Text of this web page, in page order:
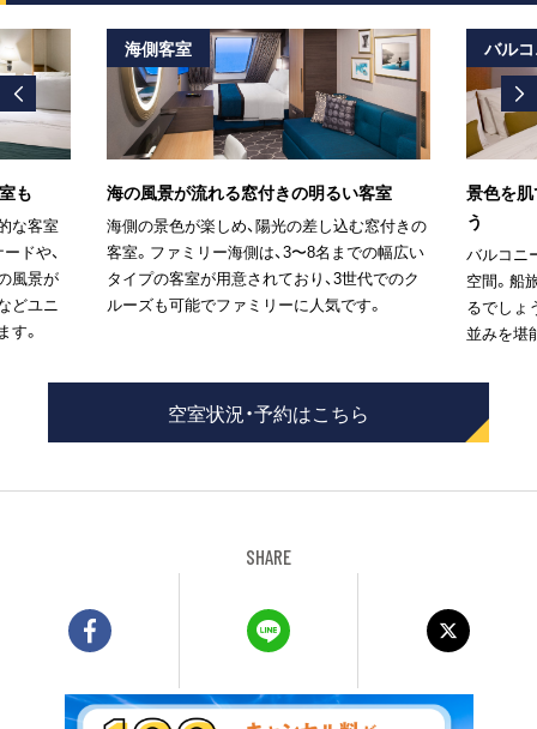
も
な客室
ドや、
風景が
どユニ
。
海側客室
海の風景が流れる窓付きの明るい客室
海側の景色が楽しめ、陽光の差し込む窓付きの
客室。ファミリー海側は、3〜8名までの幅広い
タイプの客室が用意されており、3世代でのク
ルーズも可能でファミリーに人気です。
バル
景色を
う
バルコニ
空間。船
るでしょ
並みを堪
空室状況・予約はこちら
SHARE